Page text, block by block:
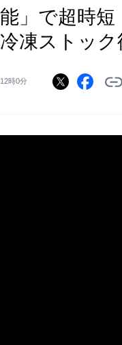
」で超時
凍ストック
時0分